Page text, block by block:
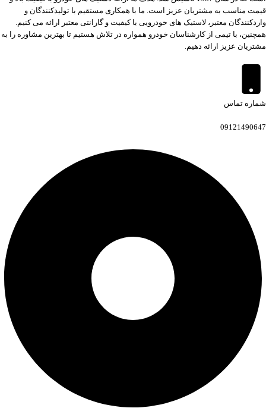
قیمت مناسب به مشتریان عزیز است. ما با همکاری مستقیم با تولیدکنندگان و
واردکنندگان معتبر، لاستیک های خودرویی با کیفیت و گارانتی معتبر ارائه می کنیم.
همچنین، با تیمی از کارشناسان خودرو همواره در تلاش هستیم تا بهترین مشاوره را به
مشتریان عزیز ارائه دهیم.
شماره تماس
09121490647